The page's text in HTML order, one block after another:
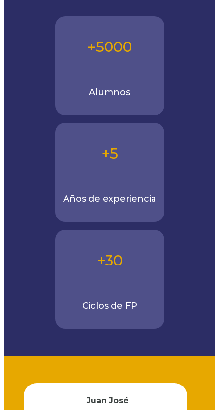
+5000
Alumnos
+5
Años de experiencia
+30
Ciclos de FP
Juan José